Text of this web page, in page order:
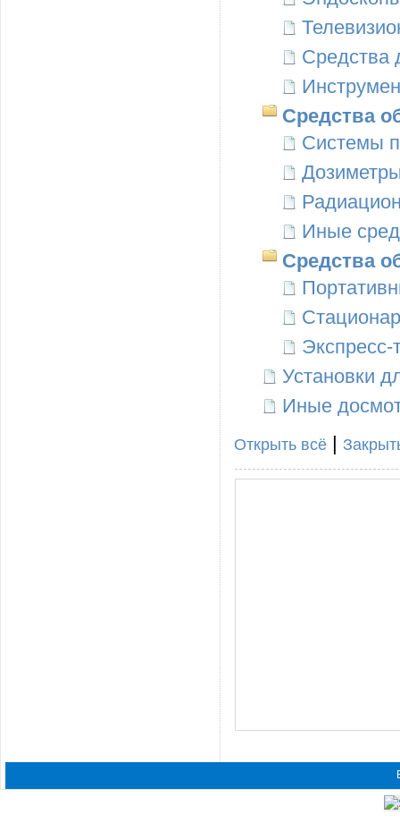
Средства
Средства
Системы
Иные
Средства
Экспресс-
Установки
Иные
Открыть всё |